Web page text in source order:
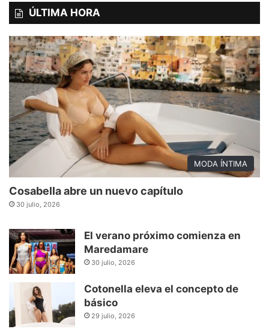
ÚLTIMA HORA
MODA ÍNTIMA
Cosabella abre un nuevo capítulo
30 julio, 2026
El verano próximo comienza en
Maredamare
30 julio, 2026
Cotonella eleva el concepto de
básico
29 julio, 2026